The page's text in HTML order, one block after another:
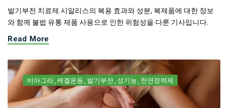
발기부전 치료제 시알리스의 복용 효과와 성분, 복제품에 대한 정보
와 함께 불법 유통 제품 사용으로 인한 위험성을 다룬 기사입니다.
Read More
비아그라 케겔운동 발기부전 성기능 천연정력제